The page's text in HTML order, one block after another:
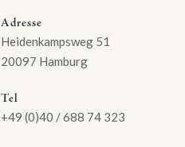
Adresse
Heidenkampsweg 51
20097 Hamburg
Tel
+49 (0)40 / 688 74 323